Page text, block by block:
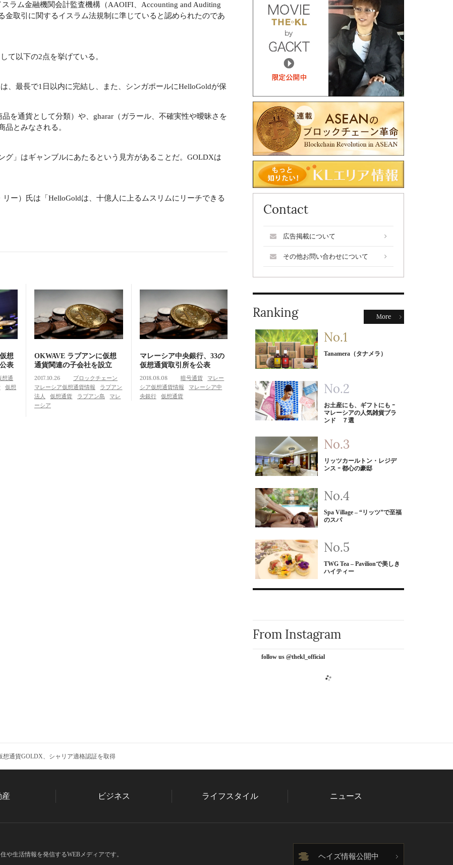
ラム金融機関会計監査機構（AAOIFI、Accounting and Auditing
金取引に関するイスラム法規制に準じていると認められたのであ
て以下の2点を挙げている。
、最長で1日以内に完結し、また、シンガポールにHelloGoldが保
を通貨として分類）や、gharar（ガラール、不確実性や曖昧さを
品とみなされる。
グ」はギャンブルにあたるという見方があることだ。GOLDXは
ー）氏は「HelloGoldは、十億人に上るムスリムにリーチできる
想
表
想通
仮想
OKWAVE ラブアンに仮想
通貨関連の子会社を設立
2017.10.26
ブロックチェーン
マレーシア仮想通貨情報
ラブアン
法人
仮想通貨 ラブアン島
マレ
ーシア
マレーシア中央銀行、33の
仮想通貨取引所を公表
2018.08.08 暗号通貨
マレー
シア仮想通貨情報
マレーシア中
央銀行
仮想通貨
Contact
広告掲載について
その他お問い合わせについて
Ranking More
Tanamera（タナメラ）
お土産にも、ギフトにも ｰ
マレーシアの人気雑貨ブラ
ンド ７選
リッツカールトン・レジデ
ンス ｰ 都心の豪邸
Spa Village – “リッツ”で至福
のスパ
TWG Tea – Pavilionで美しき
ハイティー
From Instagram
follow us @thekl_official
想通貨GOLDX、シャリア適格認証を取得
産 ビジネス ライフスタイル ニュース
や生活情報を発信するWEBメディアです。
ヘイズ情報公開中